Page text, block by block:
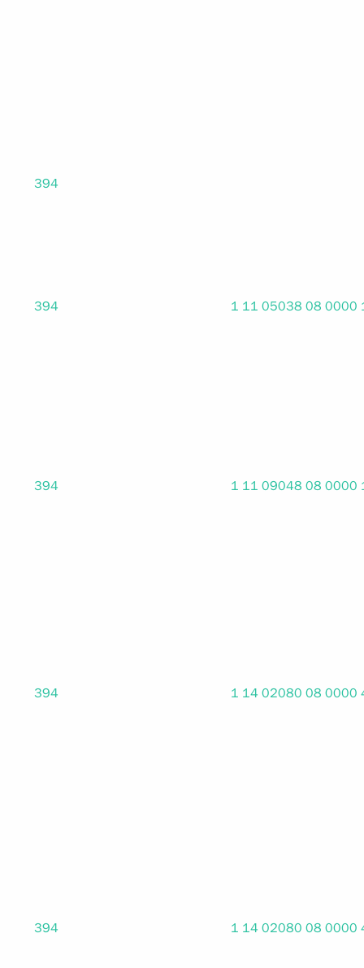
394
394 1 11 05038 08 0000
394 1 11 09048 08 0000
394 1 14 02080 08 0000
394 1 14 02080 08 0000